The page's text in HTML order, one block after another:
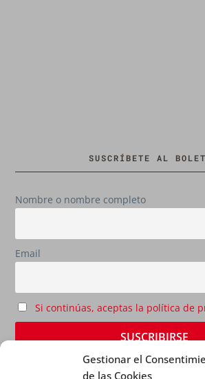
Gestionar el
de las Cookies
SUSCRÍBETE AL
Nombre o nombre completo
Email
Si continúas, aceptas la política de